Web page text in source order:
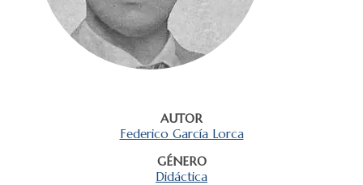
AUTOR
Federico García Lorca
GÉNERO
Didáctica